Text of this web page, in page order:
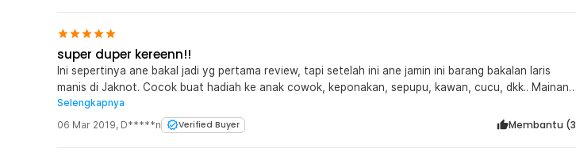
super duper kereenn!!
Ini sepertinya ane bakal jadi yg pertama review, tapi setelah ini ane jamin ini barang bakalan laris
manis di Jaknot. Cocok buat hadiah ke anak cowok, keponakan, sepupu, kawan, cucu, dkk.. Mainan
ini sangat keren, keponakan saya suka banget, video yang benernya ada di halaman Youtube ini --
&gt; https://www.youtube.com/watch?v=xxUQu17N11w Paket pembelian juga lengkap, untuk mobil
nya udah dikasih baterai rechargeable 3.7V plus kabel chargernya, untuk remote udah dikasih juga
Selengkapnya
06 Mar 2019, D*****n Verified Buyer Membantu (3